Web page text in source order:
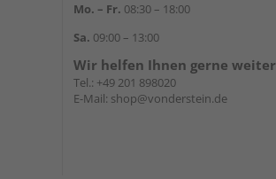
Mo. – Fr. 08:30 – 18:00
Sa. 09:00 – 13:00
Wir helfen Ihnen gerne weiter
Tel.: +49 201 898020
E-Mail: shop@vonderstein.de